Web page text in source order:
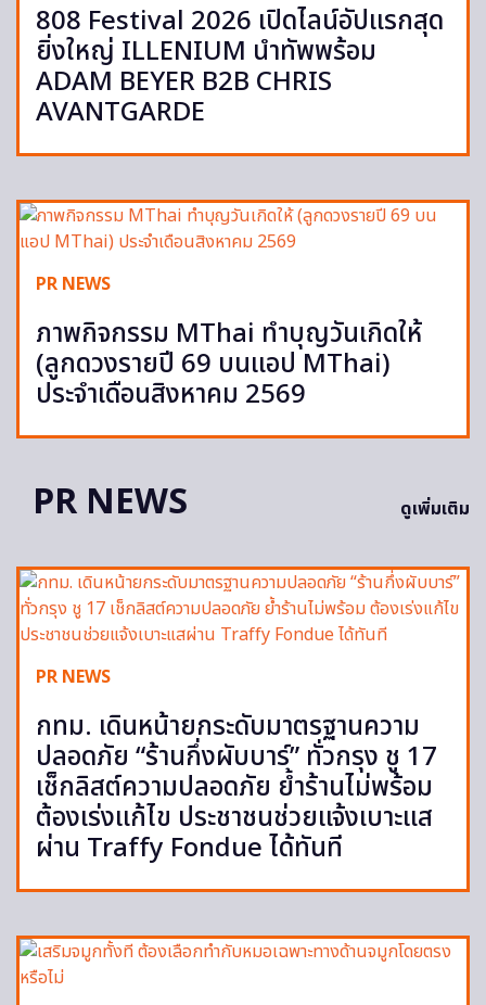
808 Festival 2026 เปิดไลน์อัปแรกสุด
ยิ่งใหญ่ ILLENIUM นำทัพพร้อม
ADAM BEYER B2B CHRIS
AVANTGARDE
PR NEWS
ภาพกิจกรรม MThai ทำบุญวันเกิดให้
(ลูกดวงรายปี 69 บนแอป MThai)
ประจำเดือนสิงหาคม 2569
PR NEWS ดูเพิ่มเติม
PR NEWS
กทม. เดินหน้ายกระดับมาตรฐานความ
ปลอดภัย “ร้านกึ่งผับบาร์” ทั่วกรุง ชู 17
เช็กลิสต์ความปลอดภัย ย้ำร้านไม่พร้อม
ต้องเร่งแก้ไข ประชาชนช่วยแจ้งเบาะแส
ผ่าน Traffy Fondue ได้ทันที